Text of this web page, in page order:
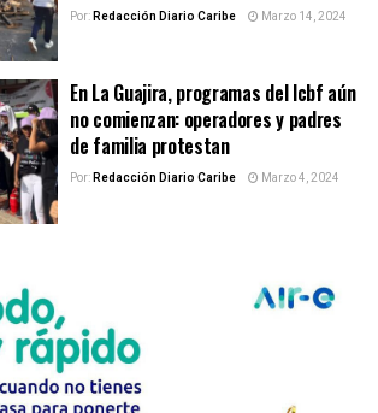
Por:Redacción Diario Caribe Marzo 14, 2024
En La Guajira, programas del Icbf aún
no comienzan: operadores y padres
de familia protestan
Por:Redacción Diario Caribe Marzo 4, 2024